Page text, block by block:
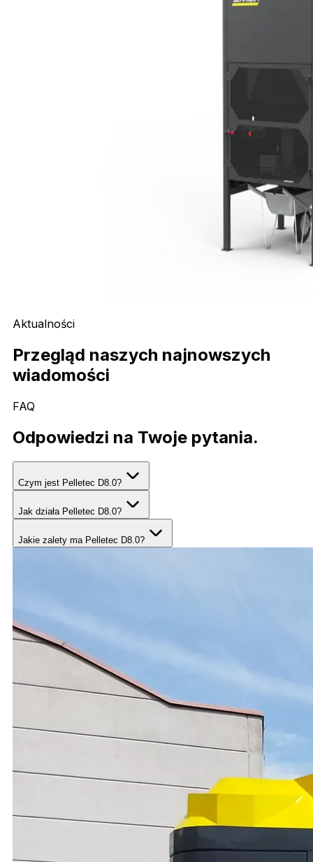
Aktualności
Przegląd naszych najnowszych
wiadomości
FAQ
Odpowiedzi na Twoje pytania.
Czym jest Pelletec D8.0?
Jak działa Pelletec D8.0?
Jakie zalety ma Pelletec D8.0?